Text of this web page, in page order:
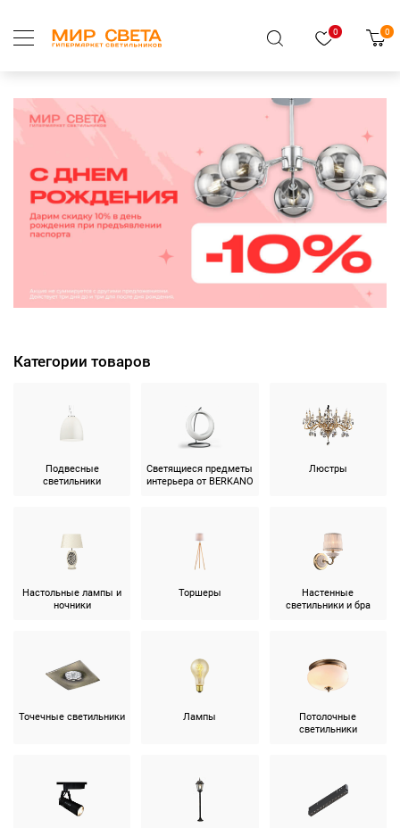
0 0
Категории товаров
Подвесные
светильники
Светящиеся предметы
интерьера от BERKANO
Люстры
Настольные лампы и
ночники
Торшеры
Настенные
светильники и бра
Точечные светильники Лампы
Потолочные
светильники